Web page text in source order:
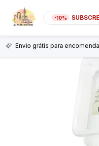
-10%
Envio grátis para